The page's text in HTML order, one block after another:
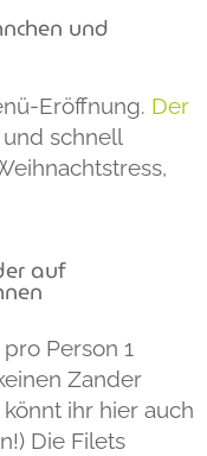
und
Eröffnung. Der
schnell
auf
Person 1
Zander
ihr hier auch
Die Filets